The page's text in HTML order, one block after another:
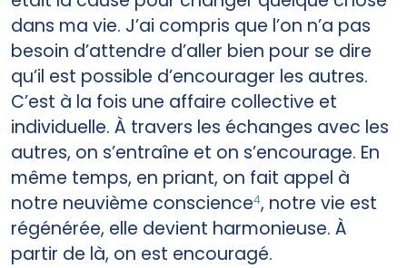
dans ma vie. J’ai compris que l’on n’a pas
besoin d’attendre d’aller bien pour se dire
qu’il est possible d’encourager les autres.
C’est à la fois une affaire collective et
individuelle. À travers les échanges avec les
autres, on s’entraîne et on s’encourage. En
même temps, en priant, on fait appel à
notre neuvième conscience4, notre vie est
régénérée, elle devient harmonieuse. À
partir de là, on est encouragé.